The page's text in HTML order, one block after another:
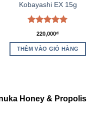
Kobayashi EX 15g
Được xếp
hạng
5 sao
220,000₫
THÊM VÀO GIỎ HÀNG
Honey & Propolis